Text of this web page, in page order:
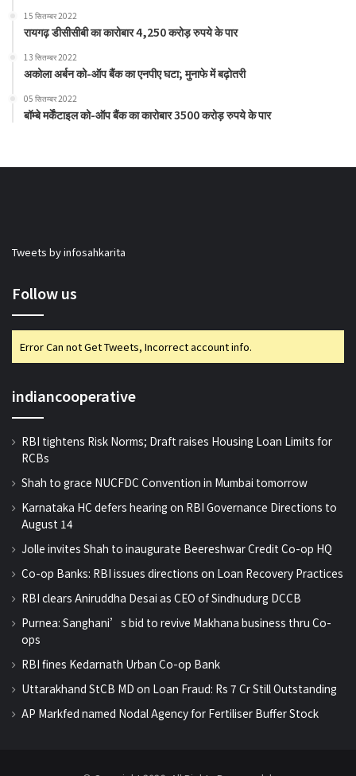
15 सितम्बर 2022
रायगढ़ डीसीसीबी का कारोबार 4,250 करोड़ रुपये के पार
13 सितम्बर 2022
अकोला अर्बन को-ऑप बैंक का एनपीए घटा; मुनाफे में बढ़ोतरी
05 सितम्बर 2022
बॉम्बे मर्केंटाइल को-ऑप बैंक का कारोबार 3500 करोड़ रुपये के पार
Tweets by infosahkarita
Follow us
Error Can not Get Tweets, Incorrect account info.
indiancooperative
RBI tightens Risk Norms; Draft raises Housing Loan Limits for
RCBs
Shah to grace NUCFDC Convention in Mumbai tomorrow
Karnataka HC defers hearing on RBI Governance Directions to
August 14
Jolle invites Shah to inaugurate Beereshwar Credit Co-op HQ
Co-op Banks: RBI issues directions on Loan Recovery Practices
RBI clears Aniruddha Desai as CEO of Sindhudurg DCCB
Purnea: Sanghani’s bid to revive Makhana business thru Co-
ops
RBI fines Kedarnath Urban Co-op Bank
Uttarakhand StCB MD on Loan Fraud: Rs 7 Cr Still Outstanding
AP Markfed named Nodal Agency for Fertiliser Buffer Stock